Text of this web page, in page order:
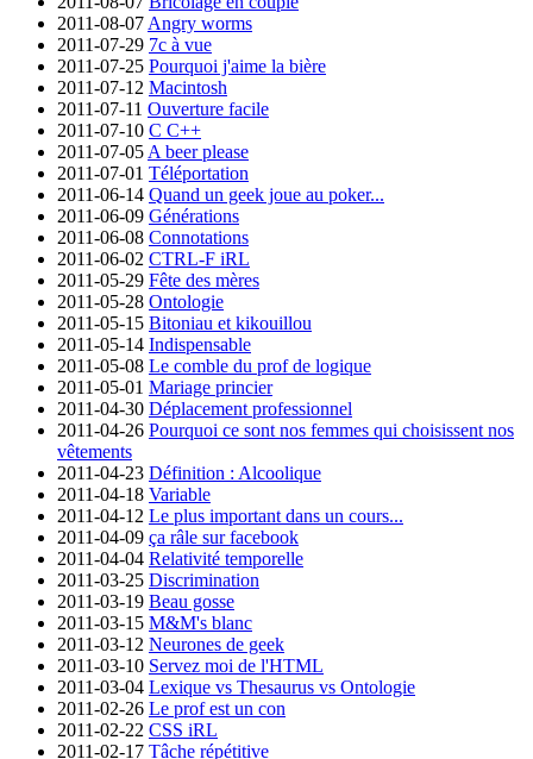
2011-08-07 Angry worms
2011-07-29 7c à vue
2011-07-25 Pourquoi j'aime la bière
2011-07-12 Macintosh
2011-07-11 Ouverture facile
2011-07-10 C C++
2011-07-05 A beer please
2011-07-01 Téléportation
2011-06-14 Quand un geek joue au poker...
2011-06-09 Générations
2011-06-08 Connotations
2011-06-02 CTRL-F iRL
2011-05-29 Fête des mères
2011-05-28 Ontologie
2011-05-15 Bitoniau et kikouillou
2011-05-14 Indispensable
2011-05-08 Le comble du prof de logique
2011-05-01 Mariage princier
2011-04-30 Déplacement professionnel
2011-04-26 Pourquoi ce sont nos femmes qui choisissent nos
vêtements
2011-04-23 Définition : Alcoolique
2011-04-18 Variable
2011-04-12 Le plus important dans un cours...
2011-04-09 ça râle sur facebook
2011-04-04 Relativité temporelle
2011-03-25 Discrimination
2011-03-19 Beau gosse
2011-03-15 M&M's blanc
2011-03-12 Neurones de geek
2011-03-10 Servez moi de l'HTML
2011-03-04 Lexique vs Thesaurus vs Ontologie
2011-02-26 Le prof est un con
2011-02-22 CSS iRL
2011-02-17 Tâche répétitive